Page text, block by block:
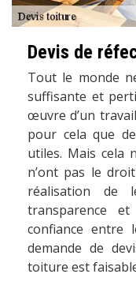
Devis de
Tout le monde
suffisante et
œuvre d’un
pour cela que
utiles. Mais cela
n’ont pas le
réalisation de
transparence
confiance entre
demande de
toiture est